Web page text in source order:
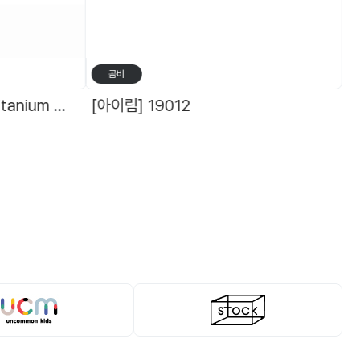
[아스텔] ASTEL 9042 Titanium 라운드스퀘어 아스텔 안경 티타늄 안경테
콤비
[아이림] 19012